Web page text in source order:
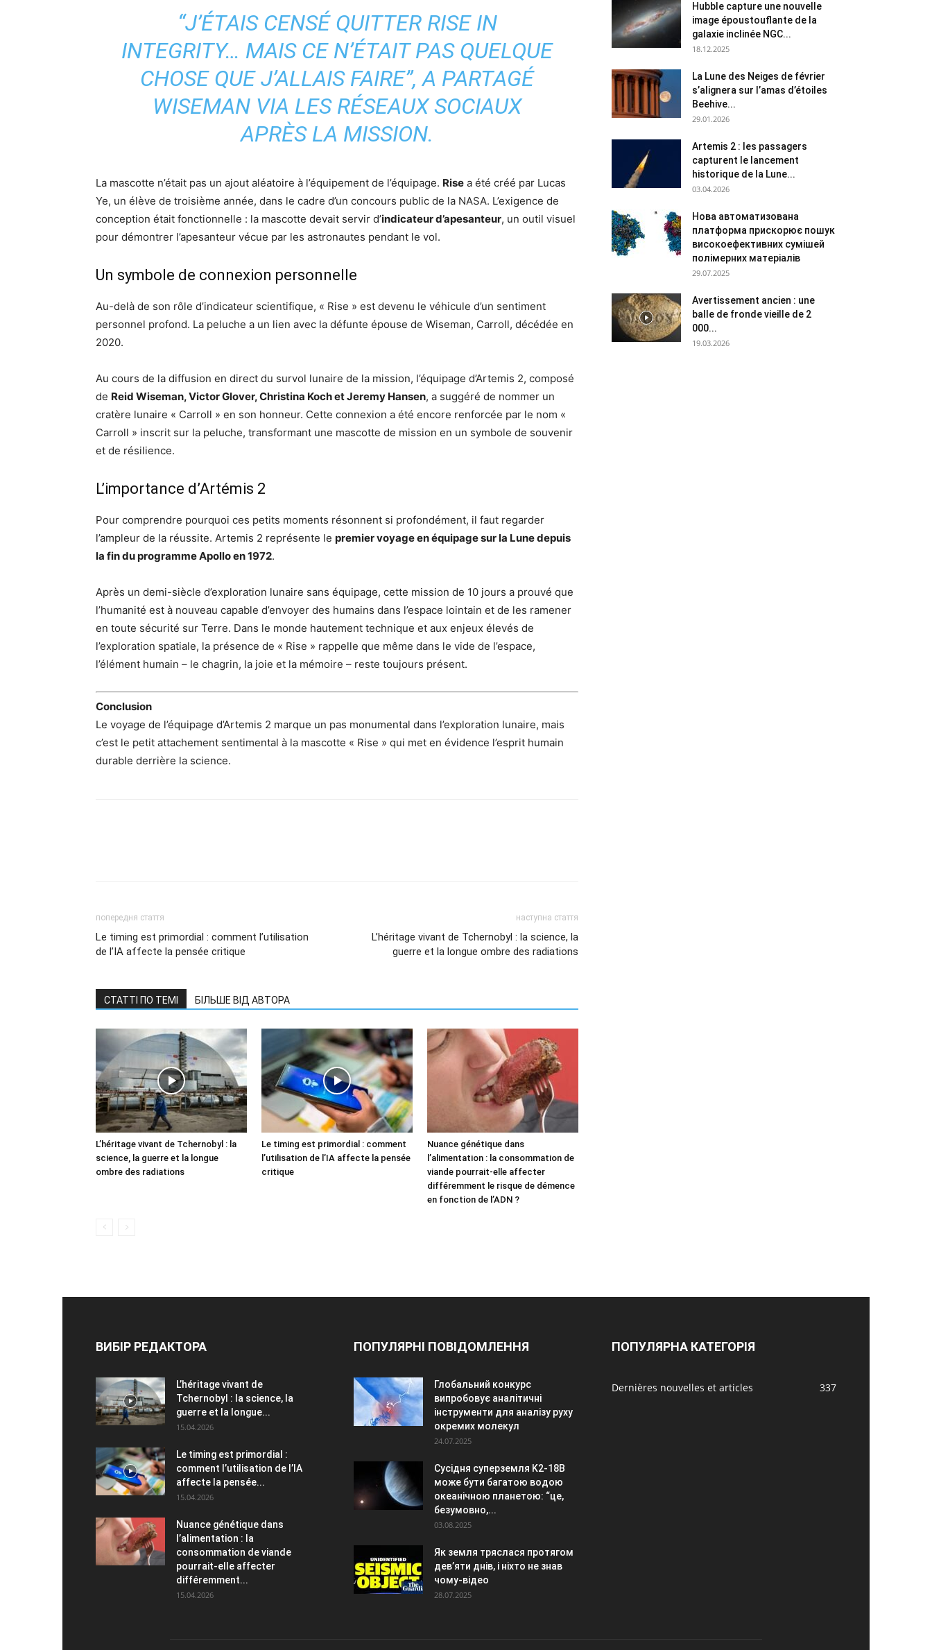
“J’ÉTAIS CENSÉ QUITTER RISE IN
INTEGRITY… MAIS CE N’ÉTAIT PAS QUELQUE
CHOSE QUE J’ALLAIS FAIRE”, A PARTAGÉ
WISEMAN VIA LES RÉSEAUX SOCIAUX
APRÈS LA MISSION.
La mascotte n’était pas un ajout aléatoire à l’équipement de l’équipage. Rise a été créé par Lucas
Ye, un élève de troisième année, dans le cadre d’un concours public de la NASA. L’exigence de
conception était fonctionnelle : la mascotte devait servir d’indicateur d’apesanteur, un outil visuel
pour démontrer l’apesanteur vécue par les astronautes pendant le vol.
Un symbole de connexion personnelle
Au-delà de son rôle d’indicateur scientifique, « Rise » est devenu le véhicule d’un sentiment
personnel profond. La peluche a un lien avec la défunte épouse de Wiseman, Carroll, décédée en
2020.
Au cours de la diffusion en direct du survol lunaire de la mission, l’équipage d’Artemis 2, composé
de Reid Wiseman, Victor Glover, Christina Koch et Jeremy Hansen, a suggéré de nommer un
cratère lunaire « Carroll » en son honneur. Cette connexion a été encore renforcée par le nom «
Carroll » inscrit sur la peluche, transformant une mascotte de mission en un symbole de souvenir
et de résilience.
L’importance d’Artémis 2
Pour comprendre pourquoi ces petits moments résonnent si profondément, il faut regarder
l’ampleur de la réussite. Artemis 2 représente le premier voyage en équipage sur la Lune depuis
la fin du programme Apollo en 1972.
Après un demi-siècle d’exploration lunaire sans équipage, cette mission de 10 jours a prouvé que
l’humanité est à nouveau capable d’envoyer des humains dans l’espace lointain et de les ramener
en toute sécurité sur Terre. Dans le monde hautement technique et aux enjeux élevés de
l’exploration spatiale, la présence de « Rise » rappelle que même dans le vide de l’espace,
l’élément humain – le chagrin, la joie et la mémoire – reste toujours présent.
Conclusion
Le voyage de l’équipage d’Artemis 2 marque un pas monumental dans l’exploration lunaire, mais
c’est le petit attachement sentimental à la mascotte « Rise » qui met en évidence l’esprit humain
durable derrière la science.
попередня стаття
Le timing est primordial : comment l’utilisation
de l’IA affecte la pensée critique
наступна стаття
L’héritage vivant de Tchernobyl : la science, la
guerre et la longue ombre des radiations
СТАТТІ ПО ТЕМІ БІЛЬШЕ ВІД АВТОРА
L’héritage vivant de Tchernobyl : la
science, la guerre et la longue
ombre des radiations
Le timing est primordial : comment
l’utilisation de l’IA affecte la pensée
critique
Nuance génétique dans
l’alimentation : la consommation de
viande pourrait-elle affecter
différemment le risque de démence
en fonction de l’ADN ?
Hubble capture une nouvelle
image époustouflante de la
galaxie inclinée NGC...
18.12.2025
La Lune des Neiges de février
s’alignera sur l’amas d’étoiles
Beehive...
29.01.2026
Artemis 2 : les passagers
capturent le lancement
historique de la Lune...
03.04.2026
Нова автоматизована
платформа прискорює пошук
високоефективних сумішей
полімерних матеріалів
29.07.2025
Avertissement ancien : une
balle de fronde vieille de 2
000...
19.03.2026
ВИБІР РЕДАКТОРА
L’héritage vivant de
Tchernobyl : la science, la
guerre et la longue...
15.04.2026
Le timing est primordial :
comment l’utilisation de l’IA
affecte la pensée...
15.04.2026
Nuance génétique dans
l’alimentation : la
consommation de viande
pourrait-elle affecter
différemment...
15.04.2026
ПОПУЛЯРНІ ПОВІДОМЛЕННЯ
Глобальний конкурс
випробовує аналітичні
інструменти для аналізу руху
окремих молекул
24.07.2025
Сусідня суперземля K2-18B
може бути багатою водою
океанічною планетою: “це,
безумовно,...
03.08.2025
Як земля тряслася протягом
дев’яти днів, і ніхто не знав
чому-відео
28.07.2025
ПОПУЛЯРНА КАТЕГОРІЯ
Dernières nouvelles et articles 337